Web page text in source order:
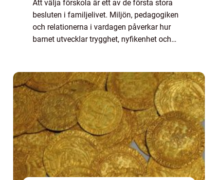
Att välja förskola är ett av de första stora
besluten i familjelivet. Miljön, pedagogiken
och relationerna i vardagen påverkar hur
barnet utvecklar trygghet, nyfikenhet och